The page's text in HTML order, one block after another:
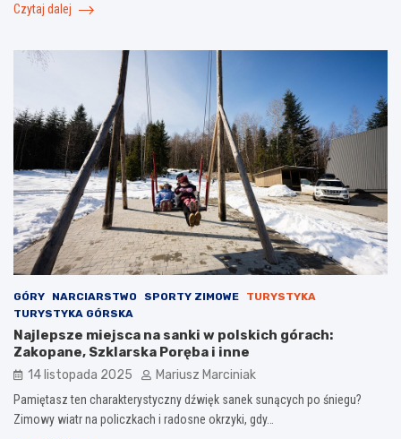
Czytaj dalej
GÓRY NARCIARSTWO SPORTY ZIMOWE
TURYSTYKA
TURYSTYKA GÓRSKA
Najlepsze miejsca na sanki w polskich górach:
Zakopane, Szklarska Poręba i inne
14 listopada 2025 Mariusz Marciniak
Pamiętasz ten charakterystyczny dźwięk sanek sunących po śniegu?
Zimowy wiatr na policzkach i radosne okrzyki, gdy…